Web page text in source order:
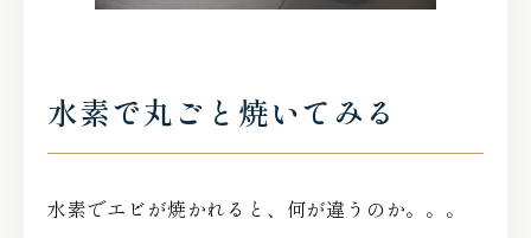
水素で丸ごと焼いてみる
水素でエビが焼かれると、何が違うのか。。。